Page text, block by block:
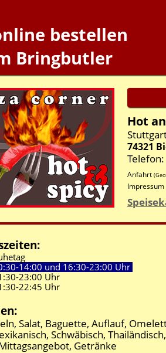
bestellen
Bringbutler
Hot
74321
Anfahrt (Geo:
Impressum
14:00 und 16:30-23:00 Uhr
23:00 Uhr
22:45 Uhr
Salat, Baguette, Auflauf,
Schwäbisch,
Getränke